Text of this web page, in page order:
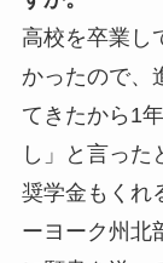
高校を卒業し
かったので、
てきたから1
し」と言った
奨学金もくれ
ーヨーク州北